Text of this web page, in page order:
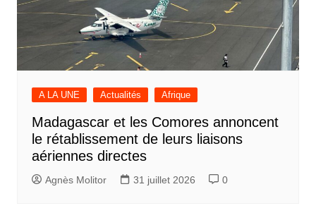
A LA UNE Actualités Afrique
Madagascar et les Comores annoncent
le rétablissement de leurs liaisons
aériennes directes
Agnès Molitor 31 juillet 2026 0